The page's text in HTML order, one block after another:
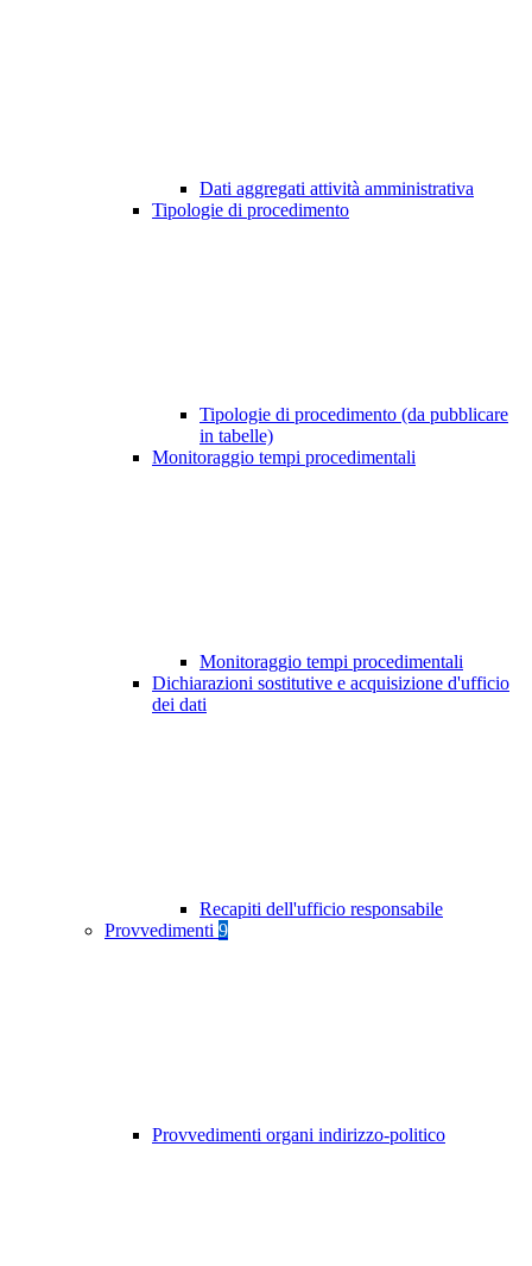
Dati aggregati attività amministrativa
Tipologie di procedimento
Tipologie di procedimento (da pubblicare
in tabelle)
Monitoraggio tempi procedimentali
Monitoraggio tempi procedimentali
Dichiarazioni sostitutive e acquisizione d'ufficio
dei dati
Recapiti dell'ufficio responsabile
Provvedimenti 9
Provvedimenti organi indirizzo-politico